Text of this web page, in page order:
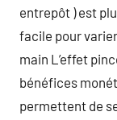
entrepôt ) est
facile pour
main L’effet
bénéfices
permettent de